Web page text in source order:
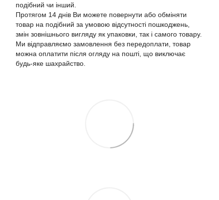
подібний чи інший.
Протягом 14 днів Ви можете повернути або обміняти
товар на подібний за умовою відсутності пошкоджень,
змін зовнішнього вигляду як упаковки, так і самого товару.
Ми відправляємо замовлення без передоплати, товар
можна оплатити після огляду на пошті, що виключає
будь-яке шахрайство.